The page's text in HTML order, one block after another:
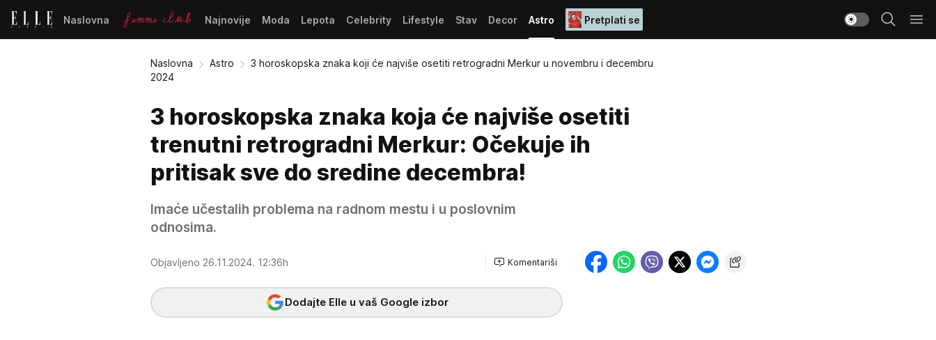
Naslovna Najnovije Moda Lepota Celebrity Lifestyle Stav Decor Astro Pretplati se
Naslovna Astro
3 horoskopska znaka koji će najviše osetiti retrogradni Merkur u novembru i decembru
2024
3 horoskopska znaka koja će najviše osetiti
trenutni retrogradni Merkur: Očekuje ih
pritisak sve do sredine decembra!
Imaće učestalih problema na radnom mestu i u poslovnim
odnosima.
Objavljeno 26.11.2024. 12:36h Komentariši
Dodajte Elle u vaš Google izbor